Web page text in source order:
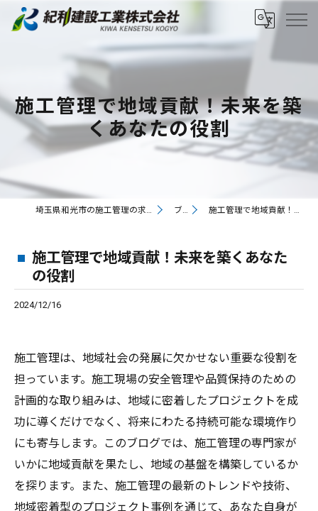
施工管理で地域貢献！未来を築
くあなたの役割
埼玉県和光市の施工管理の求人なら紀和建設工業株式会社 ブログ 施工管理で地域貢献！未来を築くあなたの役割
施工管理で地域貢献！未来を築くあなた
の役割
2024/12/16
施工管理は、地域社会の発展に欠かせない重要な役割を
担っています。施工現場の安全管理や品質保持のための
計画的な取り組みは、地域に密着したプロジェクトを成
功に導くだけでなく、将来にわたる持続可能な環境作り
にも寄与します。このブログでは、施工管理の専門家が
いかに地域貢献を果たし、地域の基盤を構築しているか
を探ります。また、施工管理の最新のトレンドや技術、
地域密着型のプロジェクト事例を通じて、あなた自身が